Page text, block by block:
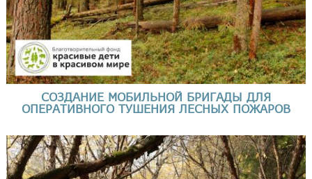
СОЗДАНИЕ МОБИЛЬНОЙ БРИГАДЫ ДЛЯ
ОПЕРАТИВНОГО ТУШЕНИЯ ЛЕСНЫХ ПОЖАРОВ